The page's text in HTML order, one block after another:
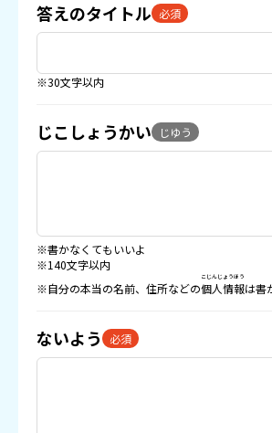
答えのタイトル 必須
※30文字以内
じこしょうかい じゆう
※書かなくてもいいよ
※140文字以内
※自分の本当の名前、住所などの個人情報
こじんじょうほう
は書
ないよう 必須